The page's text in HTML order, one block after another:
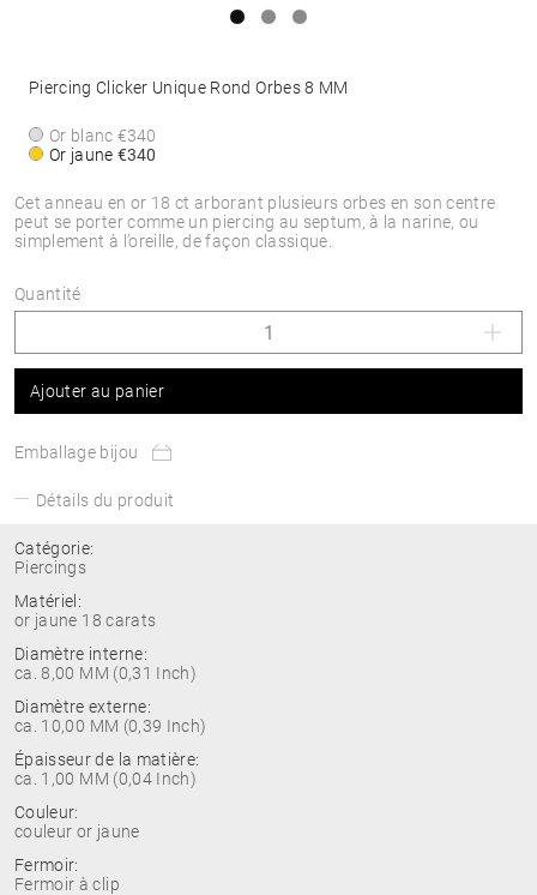
Cet anneau en or 18 ct arborant plusieurs orbes en son centre
peut se porter comme un piercing au septum, à la narine, ou
simplement à l’oreille, de façon classique.
Piercing Clicker Unique Rond Orbes 8 MM
Or blanc€340
Or jaune€340
Quantité
Ajouter au panier
Emballage bijou
Détails du produit
Catégorie:
Piercings
Matériel:
or jaune 18 carats
Diamètre interne:
ca. 8,00 MM (0,31 Inch)
Diamètre externe:
ca. 10,00 MM (0,39 Inch)
Épaisseur de la matière:
ca. 1,00 MM (0,04 Inch)
Couleur:
couleur or jaune
Fermoir:
Fermoir à clip